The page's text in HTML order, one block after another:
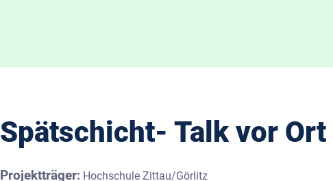
Spätschicht- Talk vor Ort
Projektträger: Hochschule Zittau/Görlitz